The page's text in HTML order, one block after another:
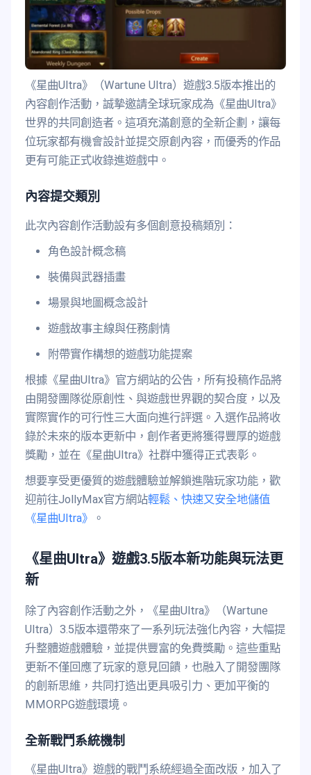
《星曲Ultra》（Wartune Ultra）遊戲3.5版本推出的
內容創作活動，誠摯邀請全球玩家成為《星曲Ultra》
世界的共同創造者。這項充滿創意的全新企劃，讓每
位玩家都有機會設計並提交原創內容，而優秀的作品
更有可能正式收錄進遊戲中。
內容提交類別
此次內容創作活動設有多個創意投稿類別：
角色設計概念稿
裝備與武器插畫
場景與地圖概念設計
遊戲故事主線與任務劇情
附帶實作構想的遊戲功能提案
根據《星曲Ultra》官方網站的公告，所有投稿作品將
由開發團隊從原創性、與遊戲世界觀的契合度，以及
實際實作的可行性三大面向進行評選。入選作品將收
錄於未來的版本更新中，創作者更將獲得豐厚的遊戲
獎勵，並在《星曲Ultra》社群中獲得正式表彰。
想要享受更優質的遊戲體驗並解鎖進階玩家功能，歡
迎前往JollyMax官方網站輕鬆、快速又安全地儲值
《星曲Ultra》
。
《星曲Ultra》遊戲3.5版本新功能與玩法更
新
除了內容創作活動之外，《星曲Ultra》（Wartune
Ultra）3.5版本還帶來了一系列玩法強化內容，大幅提
升整體遊戲體驗，並提供豐富的免費獎勵。這些重點
更新不僅回應了玩家的意見回饋，也融入了開發團隊
的創新思維，共同打造出更具吸引力、更加平衡的
MMORPG遊戲環境。
全新戰鬥系統機制
《星曲Ultra》遊戲的戰鬥系統經過全面改版，加入了